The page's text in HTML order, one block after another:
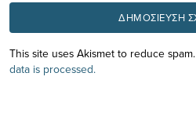
This site uses Akismet to reduce spam.
data is processed.